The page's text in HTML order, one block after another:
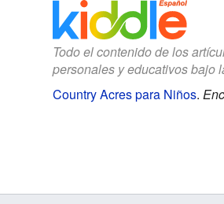
Todo el contenido de los
personales y educativos bajo
Country Acres para Niños.